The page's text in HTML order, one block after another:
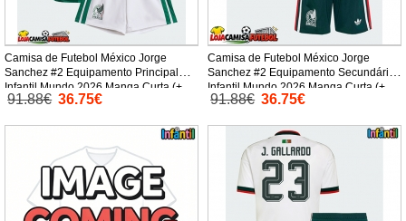
Camisa de Futebol México Jorge
Sanchez #2 Equipamento Principal
Infantil Mundo 2026 Manga Curta (+
Calças curtas)
91.88€ 36.75€
Camisa de Futebol México Jorge
Sanchez #2 Equipamento Secundário
Infantil Mundo 2026 Manga Curta (+
Calças curtas)
91.88€ 36.75€